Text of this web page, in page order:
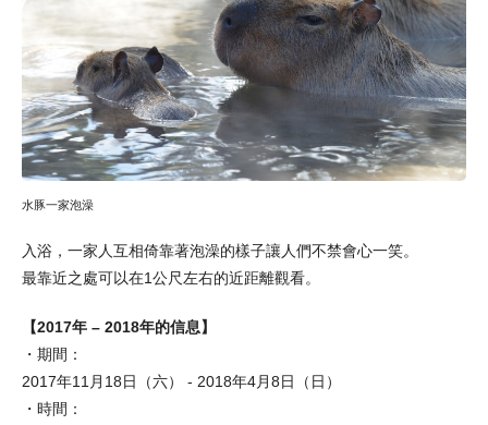
水豚一家泡澡
入浴，一家人互相倚靠著泡澡的樣子讓人們不禁會心一笑。
最靠近之處可以在1公尺左右的近距離觀看。
【2017年 – 2018年的信息】
・期間：
2017年11月18日（六） - 2018年4月8日（日）
・時間：